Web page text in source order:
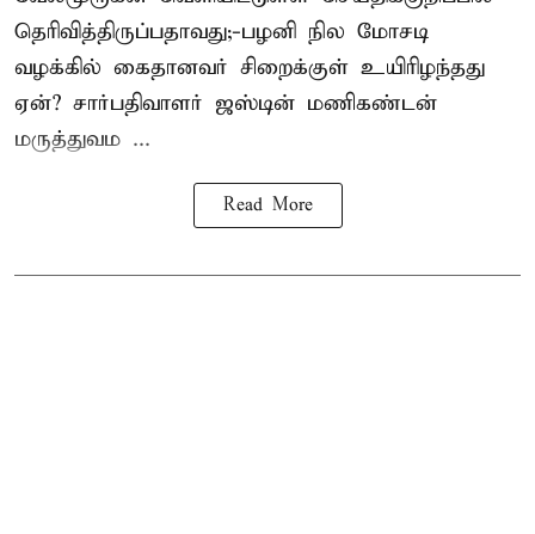
தெரிவித்திருப்பதாவது;-பழனி நில மோசடி
வழக்கில் கைதானவர் சிறைக்குள் உயிரிழந்தது
ஏன்? சார்பதிவாளர் ஜஸ்டின் மணிகண்டன்
மருத்துவம ...
Read More